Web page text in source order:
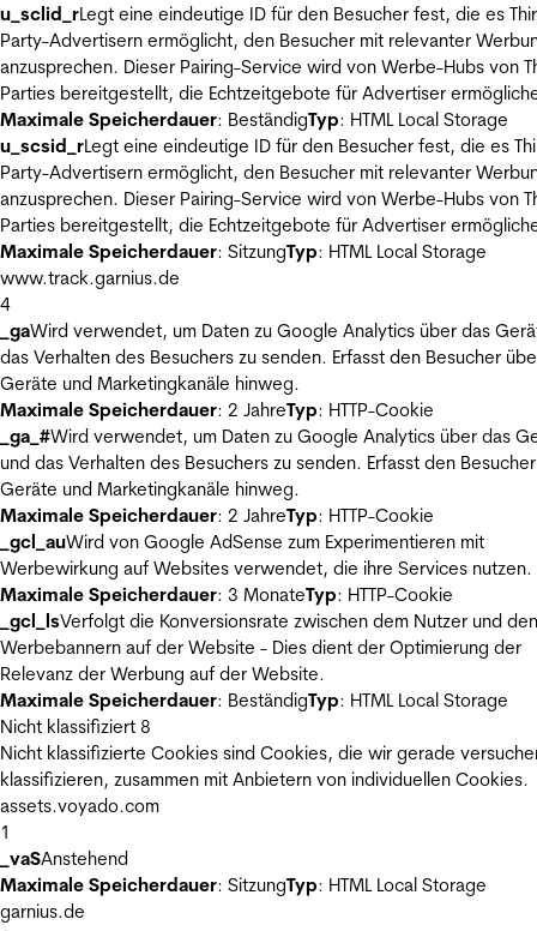
u_sclid_rLegt eine eindeutige ID für den Besucher fest, die es
Party-Advertisern ermöglicht, den Besucher mit relevanter
anzusprechen. Dieser Pairing-Service wird von Werbe-Hubs von
Parties bereitgestellt, die Echtzeitgebote für Advertiser
Maximale Speicherdauer: BeständigTyp: HTML Local Storage
u_scsid_rLegt eine eindeutige ID für den Besucher fest, die es
Party-Advertisern ermöglicht, den Besucher mit relevanter
anzusprechen. Dieser Pairing-Service wird von Werbe-Hubs von
Parties bereitgestellt, die Echtzeitgebote für Advertiser
Maximale Speicherdauer: SitzungTyp: HTML Local Storage
www.track.garnius.de
4
_gaWird verwendet, um Daten zu Google Analytics über das
das Verhalten des Besuchers zu senden. Erfasst den Besucher
Geräte und Marketingkanäle hinweg.
Maximale Speicherdauer: 2 JahreTyp: HTTP-Cookie
_ga_#Wird verwendet, um Daten zu Google Analytics über das
und das Verhalten des Besuchers zu senden. Erfasst den
Geräte und Marketingkanäle hinweg.
Maximale Speicherdauer: 2 JahreTyp: HTTP-Cookie
_gcl_auWird von Google AdSense zum Experimentieren mit
Werbewirkung auf Websites verwendet, die ihre Services nutzen.
Maximale Speicherdauer: 3 MonateTyp: HTTP-Cookie
_gcl_lsVerfolgt die Konversionsrate zwischen dem Nutzer und den
Werbebannern auf der Website - Dies dient der Optimierung der
Relevanz der Werbung auf der Website.
Maximale Speicherdauer: BeständigTyp: HTML Local Storage
Nicht klassifiziert 8
Nicht klassifizierte Cookies sind Cookies, die wir gerade
klassifizieren, zusammen mit Anbietern von individuellen Cookies.
assets.voyado.com
1
_vaSAnstehend
Maximale Speicherdauer: SitzungTyp: HTML Local Storage
garnius.de